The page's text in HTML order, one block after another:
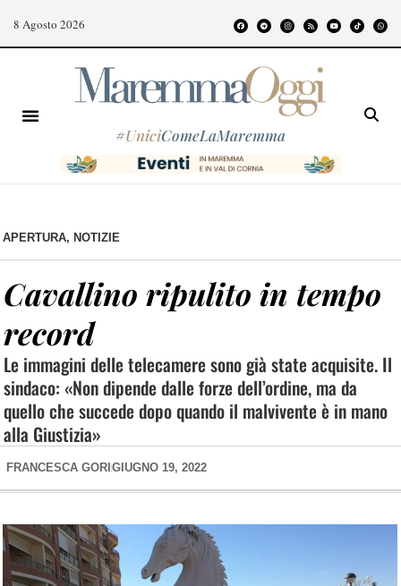
8 Agosto 2026
#UniciComeLaMaremma
APERTURA, NOTIZIE
Cavallino ripulito in tempo
record
Le immagini delle telecamere sono già state acquisite. Il
sindaco: «Non dipende dalle forze dell’ordine, ma da
quello che succede dopo quando il malvivente è in mano
alla Giustizia»
FRANCESCA GORI GIUGNO 19, 2022